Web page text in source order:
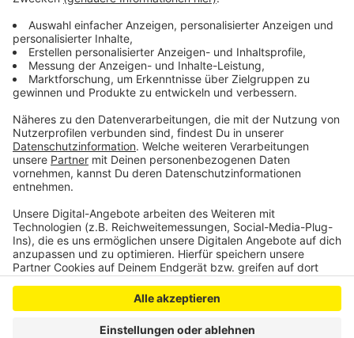
Anzeige
10 – 14 Jahren.
Anmeldung unter 0214 – 406 – 5651 ( 14 – 19 Uhr )
oderhausderjugend@stadt.leverkusen.de
Anzeige
Anzeige